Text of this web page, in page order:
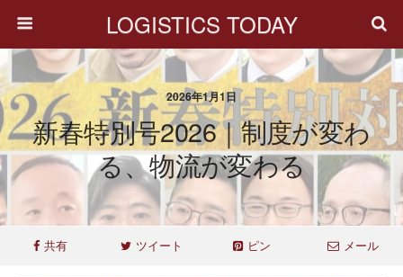
LOGISTICS TODAY
2026年1月1日
新春特別号2026｜制度が変わ
る、物流が変わる
共有 ツイート ピン メール